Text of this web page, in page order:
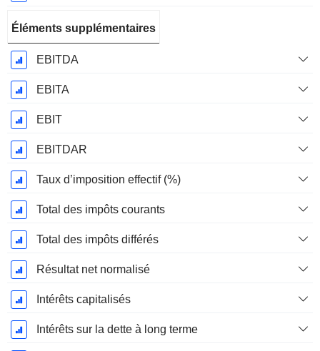
Éléments supplémentaires
EBITDA
EBITA
EBIT
EBITDAR
Taux d’imposition effectif (%)
Total des impôts courants
Total des impôts différés
Résultat net normalisé
Intérêts capitalisés
Intérêts sur la dette à long terme